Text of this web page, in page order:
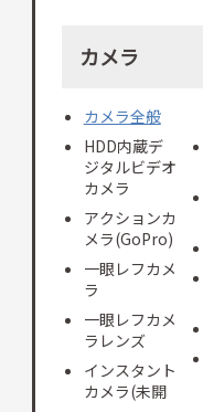
カメラ
カメラ全般
HDD内蔵デ
ジタルビデオ
カメラ
アクションカ
メラ(GoPro)
一眼レフカメ
ラ
一眼レフカメ
ラレンズ
インスタント
カメラ(未開